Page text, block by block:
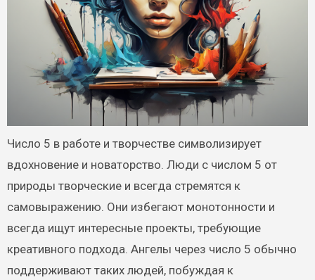
Число 5 в работе и творчестве символизирует
вдохновение и новаторство. Люди с числом 5 от
природы творческие и всегда стремятся к
самовыражению. Они избегают монотонности и
всегда ищут интересные проекты, требующие
креативного подхода. Ангелы через число 5 обычно
поддерживают таких людей, побуждая к